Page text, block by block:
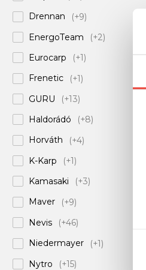
Drennan
(+9)
EnergoTeam
(+2)
Eurocarp
(+1)
Frenetic
(+1)
GURU
(+13)
Haldorádó
(+8)
Horváth
(+4)
K-Karp
(+1)
Kamasaki
(+3)
Maver
(+9)
Nevis
(+46)
Niedermayer
(+1)
Nytro
(+15)